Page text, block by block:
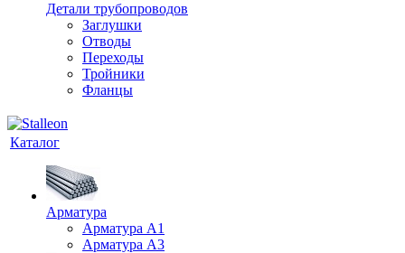
Детали трубопроводов
Заглушки
Отводы
Переходы
Тройники
Фланцы
Каталог
Арматура
Арматура A1
Арматура А3